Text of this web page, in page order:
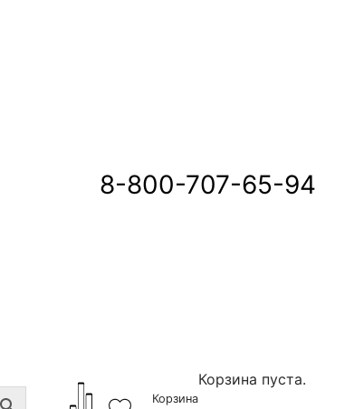
8-800-707-65-94
Корзина
Корзина пуста.